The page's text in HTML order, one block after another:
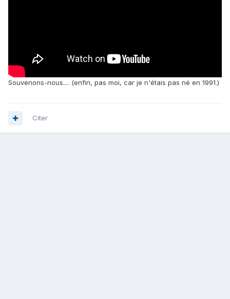
Souvenons-nous.... (enfin, pas moi, car je n'étais pas né en 1991.)
Citer